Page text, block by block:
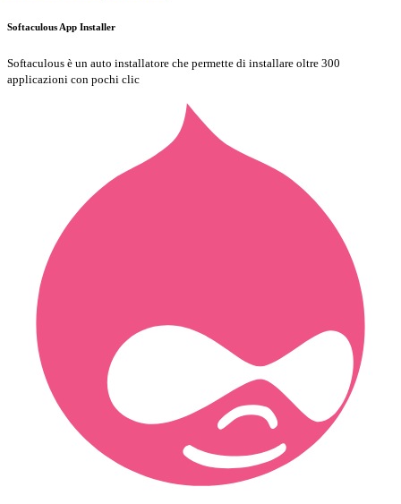
Softaculous App Installer
Softaculous è un auto installatore che permette di installare oltre 300
applicazioni con pochi clic